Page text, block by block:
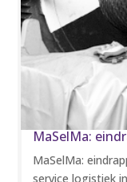
MaSelMa:
MaSelMa:
service logistiek